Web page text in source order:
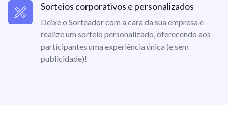
Sorteios corporativos e personalizados
Deixe o Sorteador com a cara da sua empresa e
realize um sorteio personalizado, oferecendo aos
participantes uma experiência única (e sem
publicidade)!